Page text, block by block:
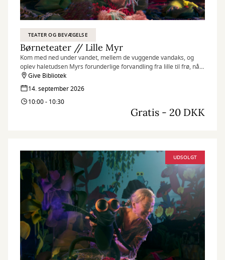
TEATER OG BEVÆGELSE
Børneteater // Lille Myr
Kom med ned under vandet, mellem de vuggende vandaks, og
oplev haletudsen Myrs forunderlige forvandling fra lille til frø, når
Teatret st. tv besøger Give Bibliotek med en sanselig forestilling
for de små.
Give Bibliotek
14. september 2026
10:00 - 10:30
Gratis - 20 DKK
UDSOLGT